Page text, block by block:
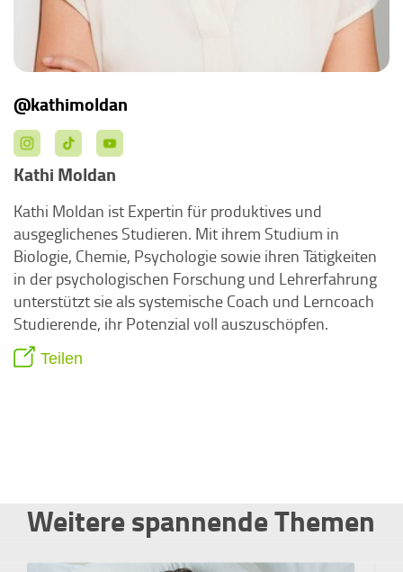
@kathimoldan
Kathi Moldan
Kathi Moldan ist Expertin für produktives und
ausgeglichenes Studieren. Mit ihrem Studium in
Biologie, Chemie, Psychologie sowie ihren Tätigkeiten
in der psychologischen Forschung und Lehrerfahrung
unterstützt sie als systemische Coach und Lerncoach
Studierende, ihr Potenzial voll auszuschöpfen.
Teilen
Weitere spannende Themen